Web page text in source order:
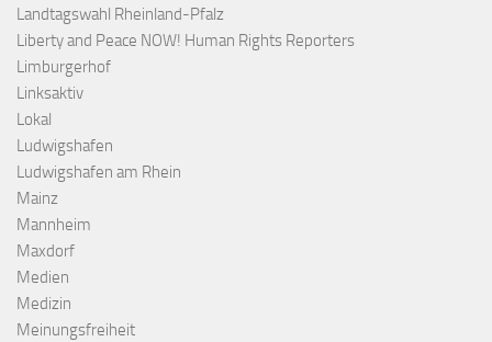
Landtagswahl Rheinland-Pfalz
Liberty and Peace NOW! Human Rights Reporters
Limburgerhof
Linksaktiv
Lokal
Ludwigshafen
Ludwigshafen am Rhein
Mainz
Mannheim
Maxdorf
Medien
Medizin
Meinungsfreiheit